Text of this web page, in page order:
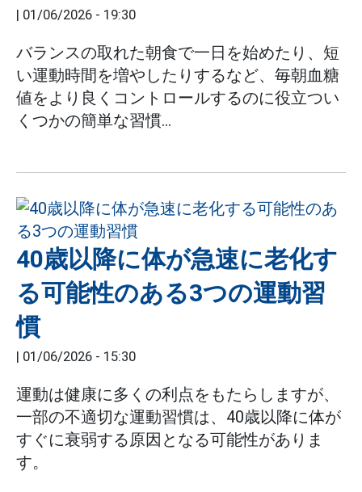
| 01/06/2026 - 19:30
バランスの取れた朝食で一日を始めたり、短
い運動時間を増やしたりするなど、毎朝血糖
値をより良くコントロールするのに役立つい
くつかの簡単な習慣...
40歳以降に体が急速に老化す
る可能性のある3つの運動習
慣
| 01/06/2026 - 15:30
運動は健康に多くの利点をもたらしますが、
一部の不適切な運動習慣は、40歳以降に体が
すぐに衰弱する原因となる可能性がありま
す。